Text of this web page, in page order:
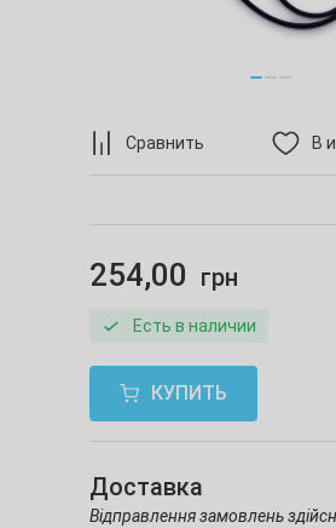
Сравнить В
254,00 грн
Есть в наличии
КУПИТЬ
Доставка
Відправлення замовлень